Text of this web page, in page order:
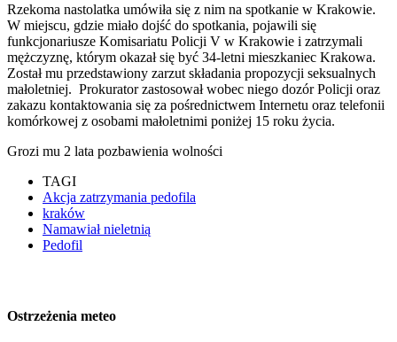
Rzekoma nastolatka umówiła się z nim na spotkanie w Krakowie.
W miejscu, gdzie miało dojść do spotkania, pojawili się
funkcjonariusze Komisariatu Policji V w Krakowie i zatrzymali
mężczyznę, którym okazał się być 34-letni mieszkaniec Krakowa.
Został mu przedstawiony zarzut składania propozycji seksualnych
małoletniej. Prokurator zastosował wobec niego dozór Policji oraz
zakazu kontaktowania się za pośrednictwem Internetu oraz telefonii
komórkowej z osobami małoletnimi poniżej 15 roku życia.
Grozi mu 2 lata pozbawienia wolności
TAGI
Akcja zatrzymania pedofila
kraków
Namawiał nieletnią
Pedofil
Ostrzeżenia meteo